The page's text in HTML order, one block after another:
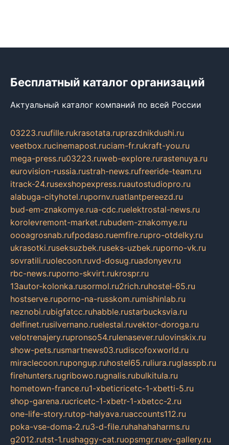
Бесплатный каталог организаций
Актуальный каталог компаний по всей России
03223.ruufille.rukrasotata.ruprazdnikdushi.ru
veetbox.rucinemapost.ruciam-fr.rukraft-you.ru
mega-press.ru03223.ruweb-explore.rurastenuya.ru
eurovision-russia.rustrah-news.rufreeride-team.ru
itrack-24.rusexshopexpress.ruautostudiopro.ru
alabuga-cityhotel.rupornv.ruatlantpereezd.ru
bud-em-znakomye.rua-cdc.ruelektrostal-news.ru
korolevremont-market.rubudem-znakomye.ru
oooagrosnab.rufpodaso.ruemfire.rupro-otdelky.ru
ukrasotki.ruseksuzbek.ruseks-uzbek.ruporno-vk.ru
sovratili.ruolecoon.ruvd-dosug.ruadonyev.ru
rbc-news.ruporno-skvirt.rukrospr.ru
13autor-kolonka.rusormol.ru2rich.ruhostel-65.ru
hostserve.ruporno-na-russkom.rumishinlab.ru
neznobi.rubigfatcc.ruhabble.rustarbucksvia.ru
delfinet.rusilvernano.ruelestal.ruvektor-doroga.ru
velotrenajery.rupronso54.rulenasever.rulovinskix.ru
show-pets.rusmartnews03.rudiscofoxworld.ru
miraclecoon.rupongup.ruhostel65.ruliura.ruglasspb.ru
firehunters.rugribowo.rugnalis.rubulkitula.ru
hometown-france.ru1-xbeticricetc-1-xbetti-5.ru
shop-garena.rucricetc-1-xbetr-1-xbetcc-2.ru
one-life-story.rutop-halyava.ruaccounts112.ru
poka-vse-doma-2.ru3-d-file.ruhahahaharms.ru
g2012.rutst-1.rushaggy-cat.ruopsmgr.ruev-gallery.ru